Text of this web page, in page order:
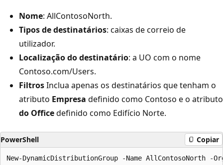
Nome: AllContosoNorth.
Tipos de destinatários: caixas de correio de
utilizador.
Localização do destinatário: a UO com o nome
Contoso.com/Users.
FiltrosInclua apenas os destinatários que tenham o
atributo Empresa definido como Contoso e o atributo
do Officedefinido como Edifício Norte.
PowerShell Copiar